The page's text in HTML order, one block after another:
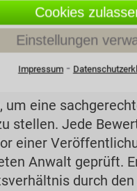
Sie bitte
unserer
um eine
stellen. Jede
einer
Anwalt geprüft.
durch
Cookies
Einstellungen
Impressum⁃